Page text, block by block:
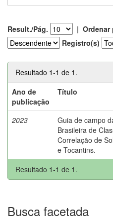
Result./Pág. | Ordenar
Registro(s)
Resultado 1-1 de 1.
Ano de
publicação
Título
2023
Guia de campo
Brasileira de
Correlação de
e Tocantins.
Resultado 1-1 de 1.
Busca facetada